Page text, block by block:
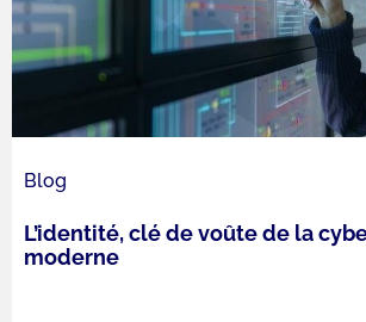
Blog
L’identité, clé de voûte de la
moderne